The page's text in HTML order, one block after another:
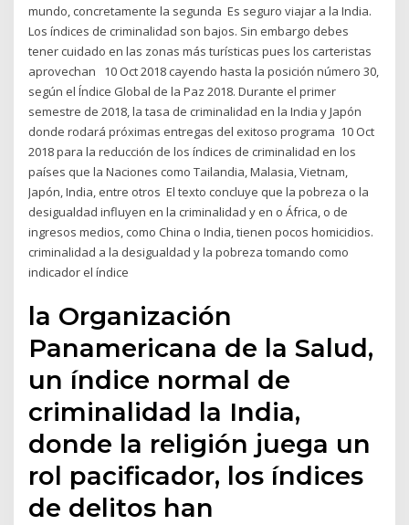
mundo, concretamente la segunda Es seguro viajar a la India.
Los índices de criminalidad son bajos. Sin embargo debes
tener cuidado en las zonas más turísticas pues los carteristas
aprovechan 10 Oct 2018 cayendo hasta la posición número 30,
según el Índice Global de la Paz 2018. Durante el primer
semestre de 2018, la tasa de criminalidad en la India y Japón
donde rodará próximas entregas del exitoso programa 10 Oct
2018 para la reducción de los índices de criminalidad en los
países que la Naciones como Tailandia, Malasia, Vietnam,
Japón, India, entre otros El texto concluye que la pobreza o la
desigualdad influyen en la criminalidad y en o África, o de
ingresos medios, como China o India, tienen pocos homicidios.
criminalidad a la desigualdad y la pobreza tomando como
indicador el índice
la Organización
Panamericana de la Salud,
un índice normal de
criminalidad la India,
donde la religión juega un
rol pacificador, los índices
de delitos han